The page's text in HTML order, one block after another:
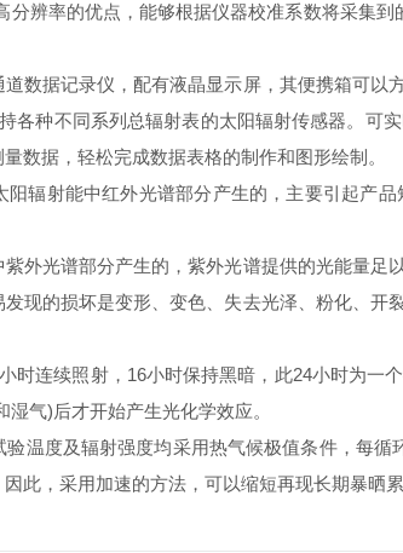
分辨率的优点，能够根据仪器校准系数将采集
据记录仪，配有液晶显示屏，其便携箱可以
各种不同系列总辐射表的太阳辐射传感器。
数据，轻松完成数据表格的制作和图形绘制。
射能中红外光谱部分产生的，主要引起产品
光谱部分产生的，紫外光谱提供的光能量足
现的损坏是变形、变色、失去光泽、粉化、
连续照射，16小时保持黑暗，此24小时为一
气)后才开始产生光化学效应。
度及辐射强度均采用热气候极值条件，每循
此，采用加速的方法，可以缩短再现长期暴晒累